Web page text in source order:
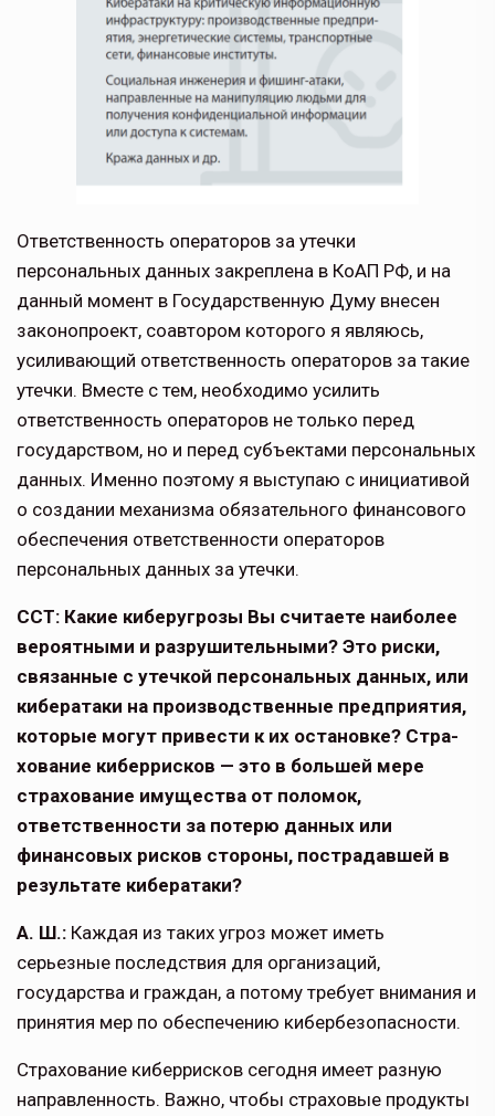
Ответственность операторов за утечки
персональных данных закреплена в КоАП РФ, и на
данный момент в Государственную Думу внесен
законопроект, соавтором кото­рого я являюсь,
усиливающий ответствен­ность операторов за такие
утечки. Вместе с тем, необходимо усилить
ответственность операторов не только перед
государством, но и перед субъектами персональных
дан­ных. Именно поэтому я выступаю с инициа­тивой
о создании механизма обязательного финансового
обеспечения ответственности операторов
персональных данных за утечки.
ССТ: Какие киберугрозы Вы считаете наиболее
вероятными и разрушитель­ными? Это риски,
связанные с утечкой персональных данных, или
кибератаки на производственные предприятия,
кото­рые могут привести к их остановке? Стра­
хование киберрисков — это в большей мере
страхование имущества от поломок,
ответственности за потерю данных или
финансовых рисков стороны, пострадав­шей в
результате кибератаки?
А. Ш.: Каждая из таких угроз может иметь
серьезные последствия для организаций,
государства и граждан, а потому требует внимания и
принятия мер по обеспечению кибербезопасности.
Страхование киберрисков сегодня имеет разную
направленность. Важно, чтобы страховые продукты